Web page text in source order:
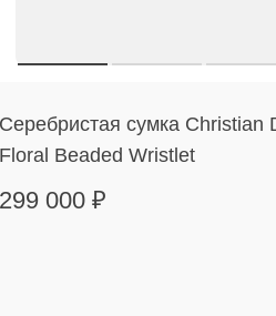
Серебристая сумка Christian
Floral Beaded Wristlet
299 000 ₽